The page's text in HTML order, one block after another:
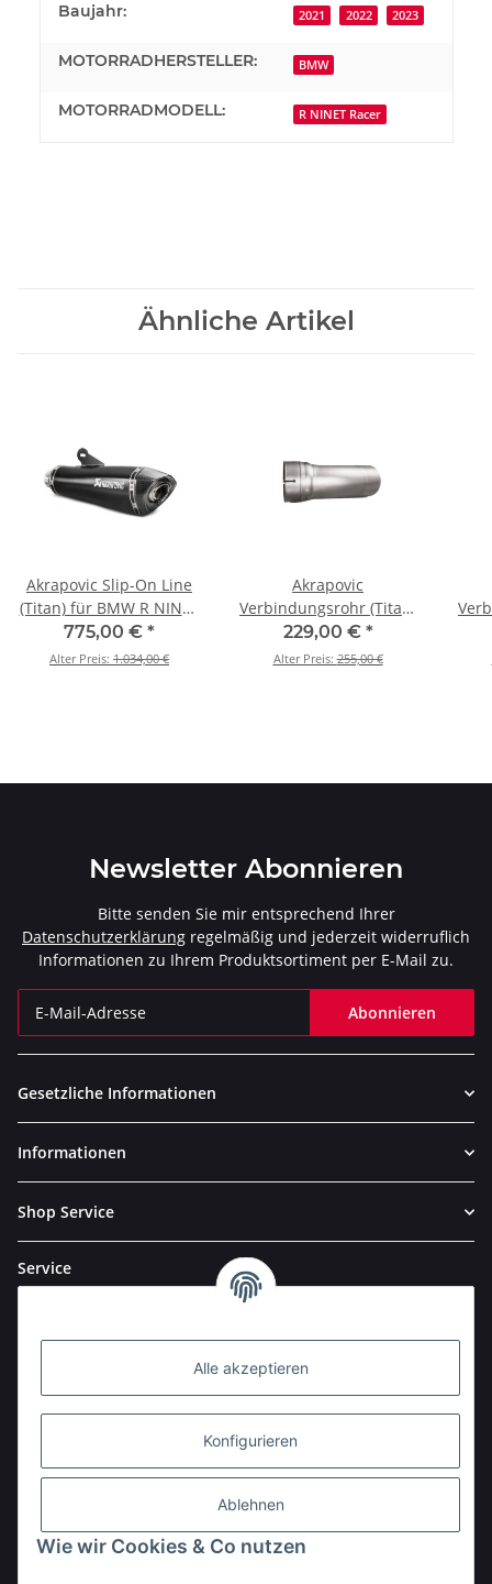
Alle akzeptieren
Konfigurieren
Ablehnen
Wie wir Cookies & Co nutzen
Produkteigenschaft
Wert
Baujahr: 2021 2022 2023
MOTORRADHERSTELLER: BMW
MOTORRADMODELL: R NINET Racer
Ähnliche Artikel
Akrapovic Slip-On Line
(Titan) für BMW R NINET
Racer - BJ. 2017 > 2023
(S-B12SO17-HBRBL)
775,00 € *
Alter Preis: 1.034,00 €
Akrapovic
Verbindungsrohr (Titan)
für BMW R NINET Racer
- BJ. 2021 > 2023 (L-
229,00 € *
Alter Preis:255,00 €
Newsletter Abonnieren
Bitte senden Sie mir entsprechend Ihrer
Datenschutzerklärung regelmäßig und jederzeit widerruflich
Informationen zu Ihrem Produktsortiment per E-Mail zu.
Abonnieren
Gesetzliche Informationen
Informationen
Shop Service
Service